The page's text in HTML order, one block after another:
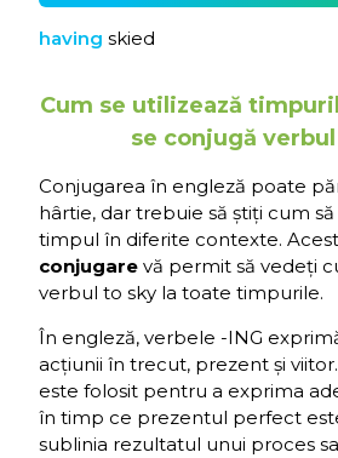
having skied
Cum se utilizează
se conjugă
Conjugarea în engleză poate
hârtie, dar trebuie să știți cum
timpul în diferite contexte.
conjugare vă permit să vedeți
verbul to sky la toate timpurile.
În engleză, verbele -ING
acțiunii în trecut, prezent și
este folosit pentru a exprima
în timp ce prezentul perfect
sublinia rezultatul unui proces